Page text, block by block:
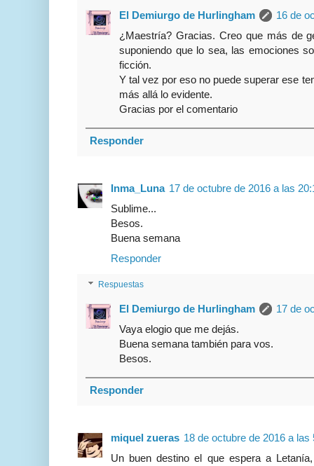
El Demiurgo de Hurlingham
16 de
¿Maestría? Gracias. Creo que más de
suponiendo que lo sea, las emociones
ficción.
Y tal vez por eso no puede superar ese
más allá lo evidente.
Gracias por el comentario
Responder
Inma_Luna 17 de octubre de 2016 a las
Sublime...
Besos.
Buena semana
Responder
Respuestas
El Demiurgo de Hurlingham
17 de
Vaya elogio que me dejás.
Buena semana también para vos.
Besos.
Responder
miquel zueras 18 de octubre de 2016 a las
Un buen destino el que espera a